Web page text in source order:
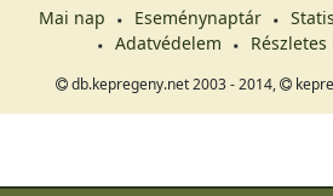
Mai nap Eseménynaptár
Adatvédelem
Részletes
db.kepregeny.net 2003 - 2014,